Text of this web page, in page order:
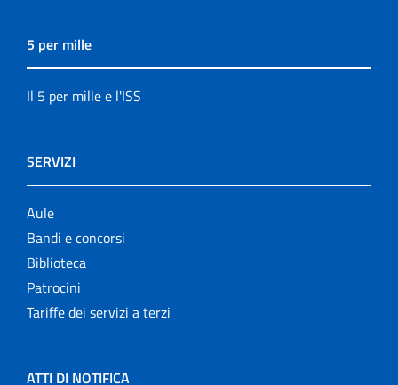
5 per mille
Il 5 per mille e l'ISS
SERVIZI
Aule
Bandi e concorsi
Biblioteca
Patrocini
Tariffe dei servizi a terzi
ATTI DI NOTIFICA